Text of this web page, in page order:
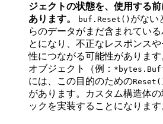
ジェクトの状態を、使用する
あります。
buf.Reset() がない
らのデータがまだ含まれてい
とになり、不正なレスポンス
性につながる可能性がありま
オブジェクト（例：
には、この目的のための
があります。カスタム構造体の
ックを実装することになります